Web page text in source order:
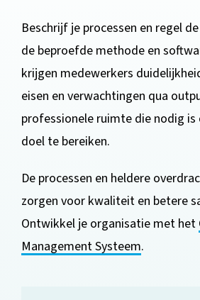
Beschrijf je processen en regel
de beproefde methode en
krijgen medewerkers
eisen en verwachtingen qua
professionele ruimte die nodig is
doel te bereiken.
De processen en heldere
zorgen voor kwaliteit en betere
Ontwikkel je organisatie met het
Management Systeem.